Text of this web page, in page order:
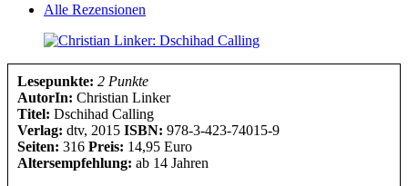
Alle Rezensionen
Lesepunkte: 2 Punkte
AutorIn: Christian Linker
Titel: Dschihad Calling
Verlag: dtv, 2015 ISBN: 978-3-423-74015-9
Seiten: 316 Preis: 14,95 Euro
Altersempfehlung: ab 14 Jahren